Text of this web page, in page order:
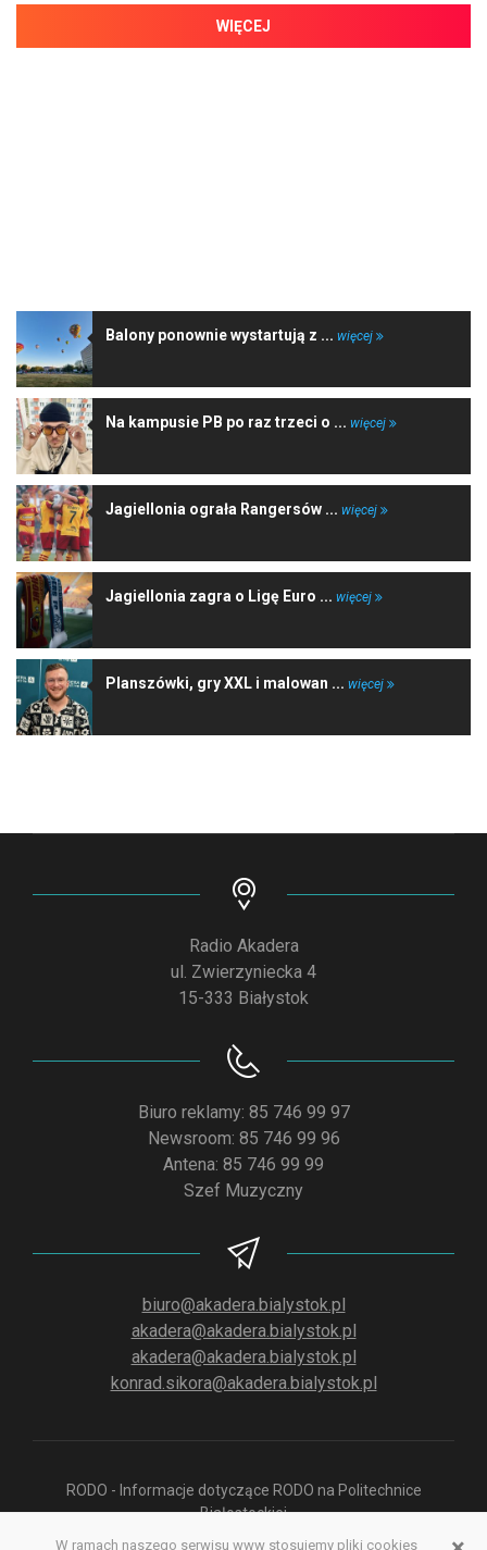
WIĘCEJ
Balony ponownie wystartują z ... więcej
Na kampusie PB po raz trzeci o ... więcej
Jagiellonia ograła Rangersów ... więcej
Jagiellonia zagra o Ligę Euro ... więcej
Planszówki, gry XXL i malowan ... więcej
Radio Akadera
ul. Zwierzyniecka 4
15-333 Białystok
Biuro reklamy: 85 746 99 97
Newsroom: 85 746 99 96
Antena: 85 746 99 99
Szef Muzyczny
biuro@akadera.bialystok.pl
akadera@akadera.bialystok.pl
akadera@akadera.bialystok.pl
konrad.sikora@akadera.bialystok.pl
RODO - Informacje dotyczące RODO na Politechnice
Białostockiej
W ramach naszego serwisu www stosujemy pliki cookies